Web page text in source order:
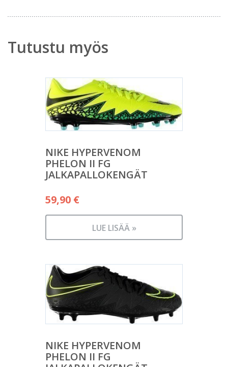
Tutustu myös
NIKE HYPERVENOM
PHELON II FG
JALKAPALLOKENGÄT
59,90 €
LUE LISÄÄ »
NIKE HYPERVENOM
PHELON II FG